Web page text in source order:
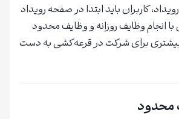
کاربران باید ابتدا در صفحه رویداد
انجام وظایف روزانه و وظایف محدود
برای شرکت در قرعه‌کشی به دست
محدود